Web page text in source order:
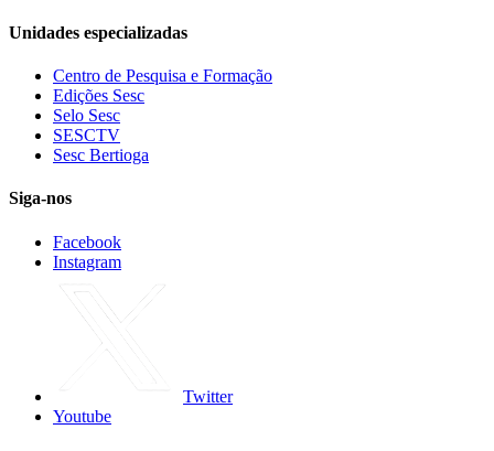
Unidades especializadas
Centro de Pesquisa e Formação
Edições Sesc
Selo Sesc
SESCTV
Sesc Bertioga
Siga-nos
Facebook
Instagram
Twitter
Youtube